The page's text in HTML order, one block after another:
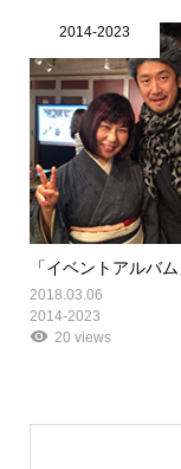
2014-2023
「イベントアルバム
2018.03.06
2014-2023
20 views